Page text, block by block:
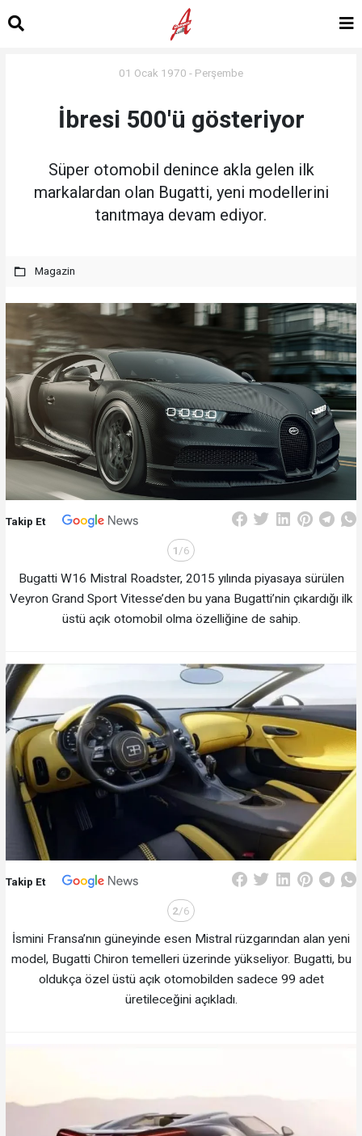
01 Ocak 1970 - Perşembe
İbresi 500'ü gösteriyor
Süper otomobil denince akla gelen ilk
markalardan olan Bugatti, yeni modellerini
tanıtmaya devam ediyor.
Magazin
Takip Et
1/6
Bugatti W16 Mistral Roadster, 2015 yılında piyasaya sürülen
Veyron Grand Sport Vitesse’den bu yana Bugatti’nin çıkardığı ilk
üstü açık otomobil olma özelliğine de sahip.
Takip Et
2/6
İsmini Fransa’nın güneyinde esen Mistral rüzgarından alan yeni
model, Bugatti Chiron temelleri üzerinde yükseliyor. Bugatti, bu
oldukça özel üstü açık otomobilden sadece 99 adet
üretileceğini açıkladı.